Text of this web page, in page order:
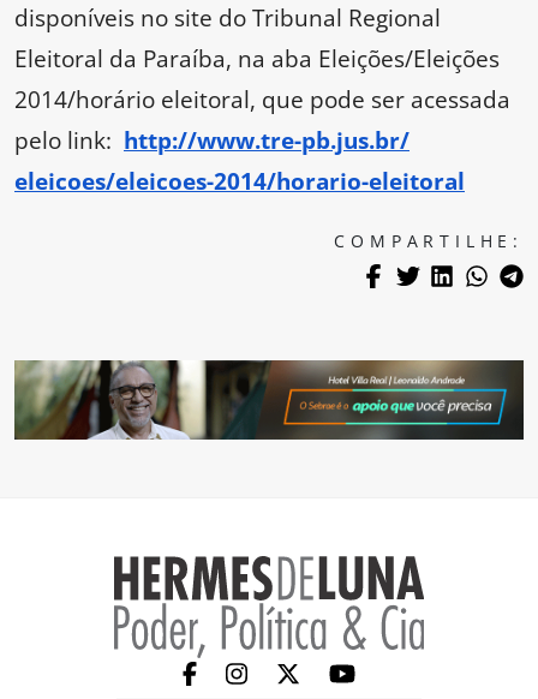
disponíveis no site do Tribunal Regional
Eleitoral da Paraíba, na aba Eleições/Eleições
2014/horário eleitoral, que pode ser acessada
pelo link: http://www.tre-pb.jus.br/
eleicoes/eleicoes-2014/horario-eleitoral
COMPARTILHE: